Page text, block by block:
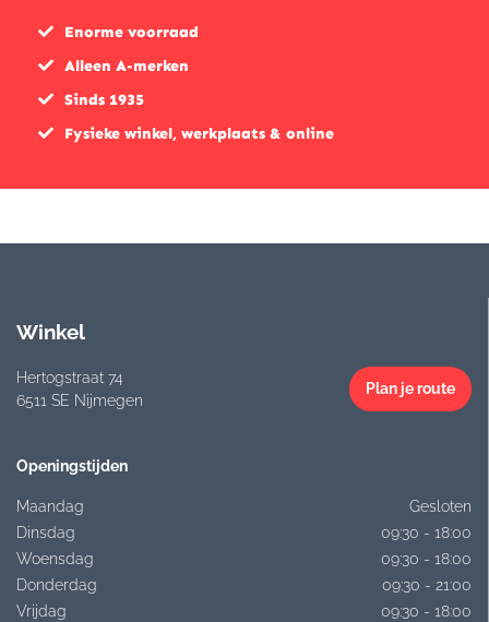
Enorme voorraad
Alleen A-merken
Sinds 1935
Fysieke winkel, werkplaats & online
Winkel
Hertogstraat 74
6511 SE Nijmegen
Plan je route
Openingstijden
Maandag
Gesloten
Dinsdag
09:30 - 18:00
Woensdag
09:30 - 18:00
Donderdag
09:30 - 21:00
Vrijdag
09:30 - 18:00